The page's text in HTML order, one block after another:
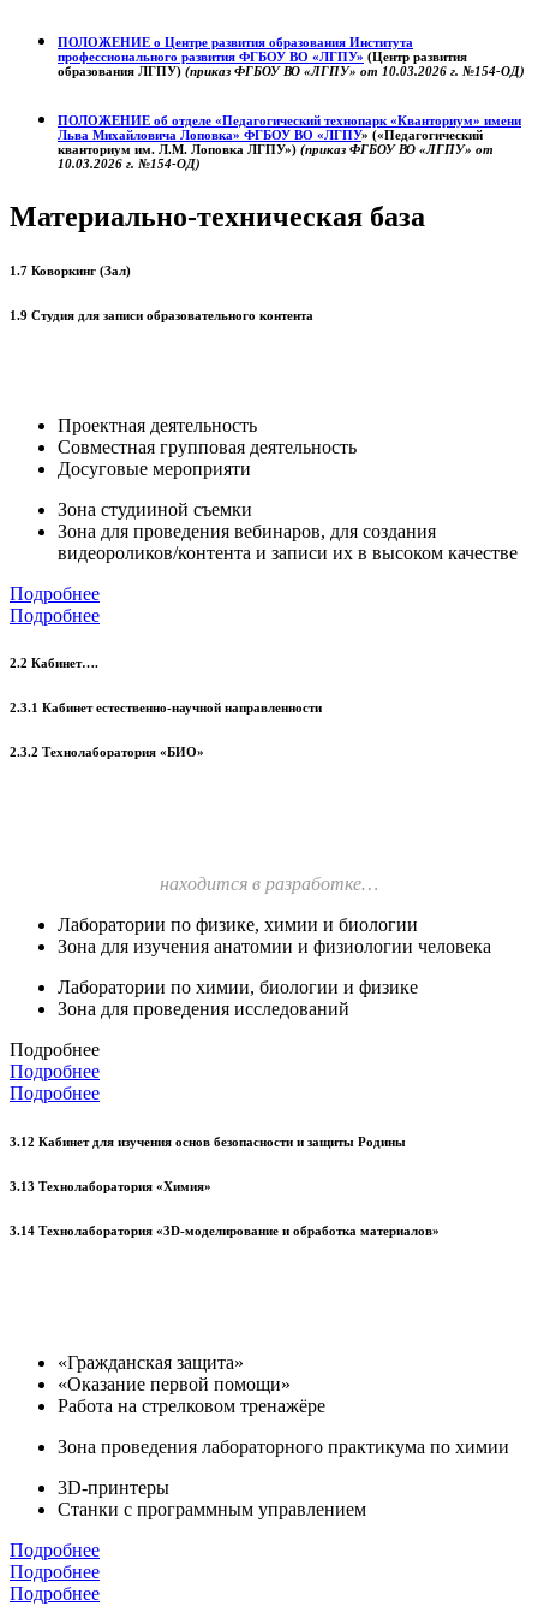
ПОЛОЖЕНИЕ о Центре развития образования Института
профессионального развития ФГБОУ ВО «ЛГПУ» (Центр развития
образования ЛГПУ) (приказ ФГБОУ ВО «ЛГПУ» от 10.03.2026 г. №154-ОД)
ПОЛОЖЕНИЕ об отделе «Педагогический технопарк «Кванториум» имени
Льва Михайловича Лоповка» ФГБОУ ВО «ЛГПУ» («Педагогический
кванториум им. Л.М. Лоповка ЛГПУ») (приказ ФГБОУ ВО «ЛГПУ» от
10.03.2026 г. №154-ОД)
Материально-техническая база
1.7 Коворкинг (Зал)
1.9 Студия для записи образовательного контента
Проектная деятельность
Совместная групповая деятельность
Досуговые мероприяти
Зона студииной съемки
Зона для проведения вебинаров, для создания
видеороликов/контента и записи их в высоком качестве
Подробнее
Подробнее
2.2 Кабинет….
2.3.1 Кабинет естественно-научной направленности
2.3.2 Технолаборатория «БИО»
находится в разработке…
Лаборатории по физике, химии и биологии
Зона для изучения анатомии и физиологии человека
Лаборатории по химии, биологии и физике
Зона для проведения исследований
Подробнее
Подробнее
Подробнее
3.12 Кабинет для изучения основ безопасности и защиты Родины
3.13 Технолаборатория «Химия»
3.14 Технолаборатория «3D-моделирование и обработка материалов»
«Гражданская защита»
«Оказание первой помощи»
Работа на стрелковом тренажёре
Зона проведения лабораторного практикума по химии
3D-принтеры
Станки с программным управлением
Подробнее
Подробнее
Подробнее